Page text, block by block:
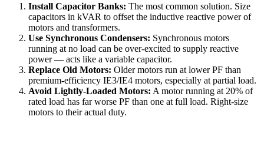
Install Capacitor Banks: The most common solution. Size
capacitors in kVAR to offset the inductive reactive power of
motors and transformers.
Use Synchronous Condensers: Synchronous motors
running at no load can be over-excited to supply reactive
power — acts like a variable capacitor.
Replace Old Motors: Older motors run at lower PF than
premium-efficiency IE3/IE4 motors, especially at partial load.
Avoid Lightly-Loaded Motors: A motor running at 20% of
rated load has far worse PF than one at full load. Right-size
motors to their actual duty.